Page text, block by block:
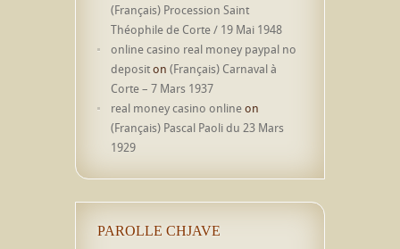
(Français) Procession Saint
Théophile de Corte / 19 Mai 1948
online casino real money paypal no
depositon (Français) Carnaval à
Corte – 7 Mars 1937
real money casino onlineon
(Français) Pascal Paoli du 23 Mars
1929
PAROLLE CHJAVE